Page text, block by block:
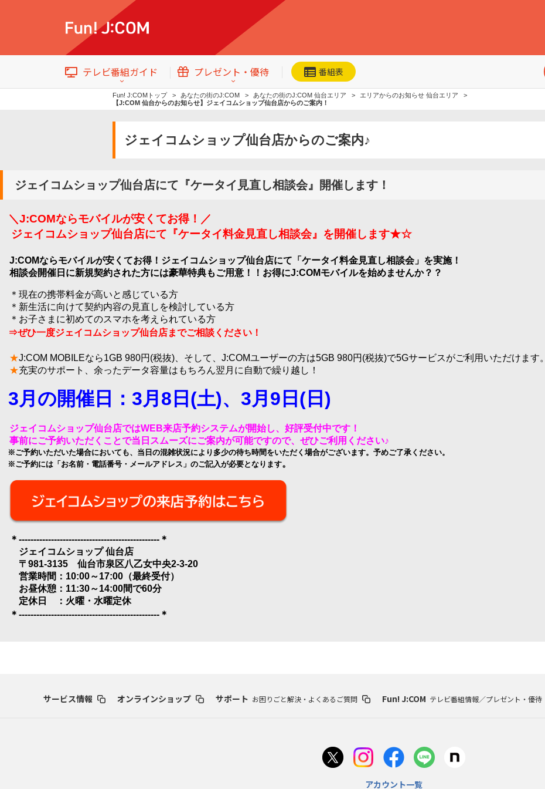
テレビ番組ガイド プレゼント・優待 番組表
テレビ番組情報トップ 今日・明日の おすすめ
番組ジャンル
洋画
アニメ・キッズ
J:テレ J:COMチャンネル
イベント・プレゼント 加入者優待
Fun! J:COMトップ あなたの街のJ:COM あなたの街のJ:COM 仙台エリア
エリアからのお知らせ 仙台エリア
【J:COM 仙台からのお知らせ】ジェイコムショップ仙台店からのご案内！
ジェイコムショップ仙台店からのご案内♪
ジェイコムショップ仙台店にて『ケータイ見直し相談会』開催します！
＼J:COMならモバイルが安くてお得！／
ジェイコムショップ仙台店にて『ケータイ料金見直し相談会』を開催します★☆
J:COMならモバイルが安くてお得！ジェイコムショップ仙台店にて「ケータイ料金見直し相談会」を実施！
相談会開催日に新規契約された方には豪華特典もご用意！！お得にJ:COMモバイルを始めませんか？？
＊現在の携帯料金が高いと感じている方
＊新生活に向けて契約内容の見直しを検討している方
＊お子さまに初めてのスマホを考えられている方
⇒ぜひ一度ジェイコムショップ仙台店までご相談 ください！
★J:COM MOBILEなら1GB 980円 (税抜) 、そして、 J:COMユーザーの方は5GB 980円 (税抜)で5Gサービスがご利用いただけます。
★充実のサポート、余ったデータ容量はもちろん翌月に自動で繰り越し！
3月の開催日 ： 3月 8 日 (土)、 3月 9 日 ( 日 )
ジェイコムショップ仙台店ではWEB来店予約システムが開始し、好評受付中です！
事前にご予約いただくことで当日スムーズにご案内が可能ですので、ぜひご利用ください♪
※ご予約いただいた場合においても、当日の混雑状況により多少の待ち時間をいただく場合がございます。予めご了承ください。
※ご予約には「お名前・電話番号・メールアドレス」のご記入が必要となります。
＊ ------------------------------------------------ ＊
ジェイコムショップ 仙台店
〒 981-3135 仙台市泉区八乙女中央2-3-20
営業時間： 10:00～17:00 （最終受付）
お昼休憩： 11:30～14:00間で60分
定休日 ： 火曜・水曜定休
＊ ------------------------------------------------ ＊
サービス情報 オンラインショップ サポート お困りごと解決・よくあるご質問 Fun! J:COM テレビ番組情報／プレゼント・優待
アカウント一覧